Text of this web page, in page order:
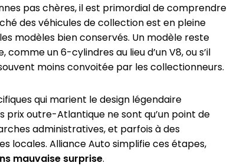
pas chères, il est primordial de comprendre
des véhicules de collection est en pleine
modèles bien conservés. Un modèle reste
un 6-cylindres au lieu d’un V8, ou s’il
moins convoitée par les collectionneurs.
qui marient le design légendaire
prix outre-Atlantique ne sont qu’un point de
administratives, et parfois à des
locales. Alliance Auto simplifie ces étapes,
mauvaise surprise.